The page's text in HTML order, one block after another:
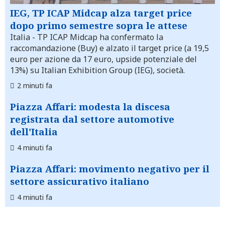
IEG, TP ICAP Midcap alza target price
dopo primo semestre sopra le attese
Italia - TP ICAP Midcap ha confermato la
raccomandazione (Buy) e alzato il target price (a 19,5
euro per azione da 17 euro, upside potenziale del
13%) su Italian Exhibition Group (IEG), società.
2 minuti fa
Piazza Affari: modesta la discesa
registrata dal settore automotive
dell'Italia
4 minuti fa
Piazza Affari: movimento negativo per il
settore assicurativo italiano
4 minuti fa